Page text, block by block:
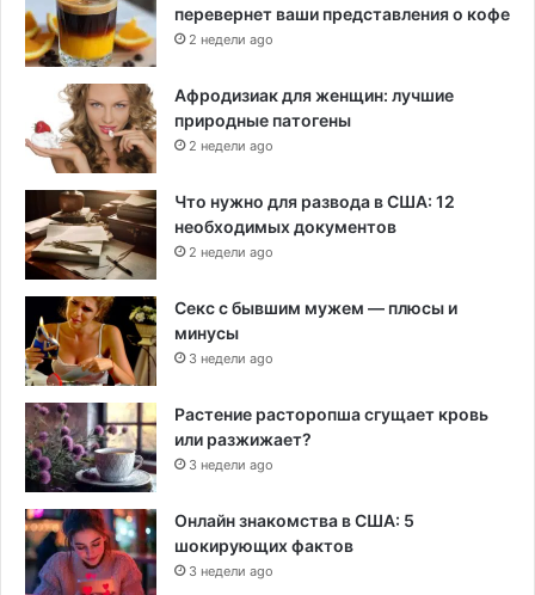
перевернет ваши представления о кофе
2 недели ago
Афродизиак для женщин: лучшие
природные патогены
2 недели ago
Что нужно для развода в США: 12
необходимых документов
2 недели ago
Секс с бывшим мужем — плюсы и
минусы
3 недели ago
Растение расторопша сгущает кровь
или разжижает?
3 недели ago
Онлайн знакомства в США: 5
шокирующих фактов
3 недели ago